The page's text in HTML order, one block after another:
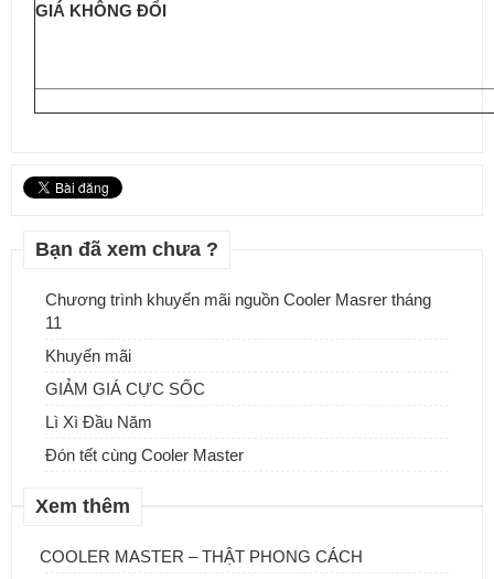
GIÁ KHÔNG ĐỔI
Bạn đã xem chưa ?
Chương trình khuyến mãi nguồn Cooler Masrer tháng
11
Khuyến mãi
GIẢM GIÁ CỰC SỐC
Lì Xì Đầu Năm
Đón tết cùng Cooler Master
Xem thêm
COOLER MASTER – THẬT PHONG CÁCH